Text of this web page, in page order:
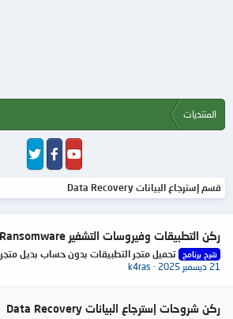
المنتديات
قسم إسترجاع البيانات Data Recovery
ركن التطبيقات وفيروسات التشفير Ransomware
شرح برنامج
تحميل متجر التطبيقات بدون حساب بديل متجر play
21 ديسمبر 2025
k4ras
ركن شروحات إسترجاع البيانات Data Recovery